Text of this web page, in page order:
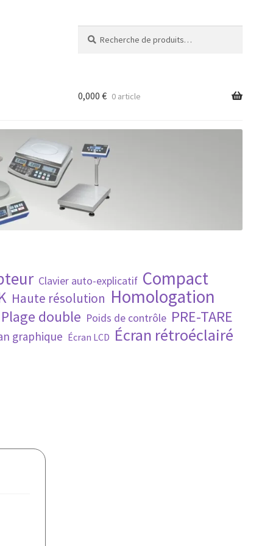
pour :
0,000 € 0 article
Clavier auto-explicatif Compact
Haute résolution Homologation
Plage double Poids de contrôle PRE-TARE
graphique Écran LCD Écran rétroéclairé